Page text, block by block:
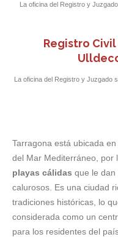
La oficina del Registro y
Registro
La oficina del Registro y Juzgado
Tarragona está ubicada
del Mar Mediterráneo, por
playas cálidas que le dan
calurosos. Es una ciudad
tradiciones históricas, lo
considerada como un
para los residentes del